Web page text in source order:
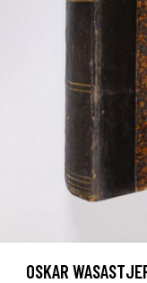
OSKAR